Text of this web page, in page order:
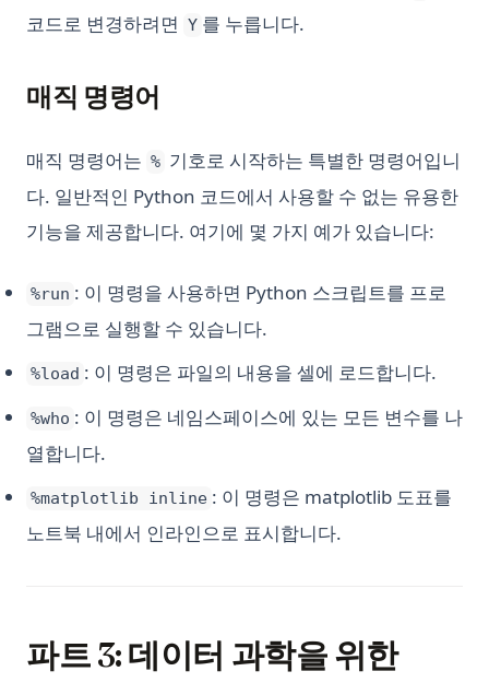
코드로 변경하려면 Y 를 누릅니다.
매직 명령어
매직 명령어는 % 기호로 시작하는 특별한 명령어입니
다. 일반적인 Python 코드에서 사용할 수 없는 유용한
기능을 제공합니다. 여기에 몇 가지 예가 있습니다:
%run : 이 명령을 사용하면 Python 스크립트를 프로
그램으로 실행할 수 있습니다.
%load : 이 명령은 파일의 내용을 셀에 로드합니다.
%who : 이 명령은 네임스페이스에 있는 모든 변수를 나
열합니다.
%matplotlib inline : 이 명령은 matplotlib 도표를
노트북 내에서 인라인으로 표시합니다.
파트 3: 데이터 과학을 위한